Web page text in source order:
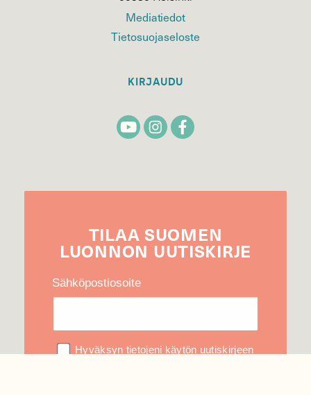
Mediatiedot
Tietosuojaseloste
KIRJAUDU
TILAA SUOMEN
LUONNON UUTIS­KIRJE
Sähköpostiosoite
Hyväksyn tietojeni käytön uutiskirjeen